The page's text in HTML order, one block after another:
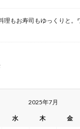
理もお寿司もゆっくりと。
2025年7月
水 木 金